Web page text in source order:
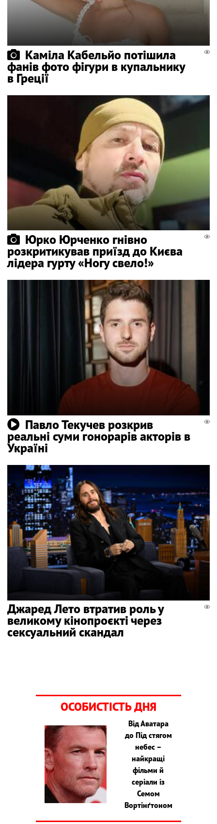
Каміла Кабельйо потішила
фанів фото фігури в купальнику
в Греції
Юрко Юрченко гнівно
розкритикував приїзд до Києва
лідера гурту «Ногу свело!»
Павло Текучев розкрив
реальні суми гонорарів акторів в
Україні
Джаред Лето втратив роль у
великому кінопроєкті через
сексуальний скандал
ОСОБИСТІСТЬ ДНЯ
Від Аватара
до Під стягом
небес –
найкращі
фільми й
серіали із
Семом
Вортінґтоном